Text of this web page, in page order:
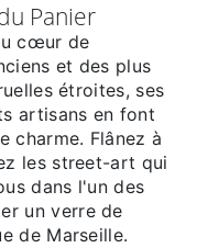
Panier
cœur de
et des plus
étroites, ses
artisans en font
charme. Flânez à
les street-art qui
dans l'un des
un verre de
de Marseille.